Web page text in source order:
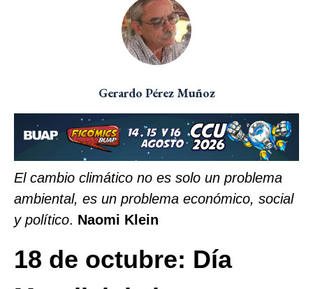
Gerardo Pérez Muñoz
El cambio climático no es solo un problema
ambiental, es un problema económico, social
y político. Naomi Klein
18 de octubre: Día